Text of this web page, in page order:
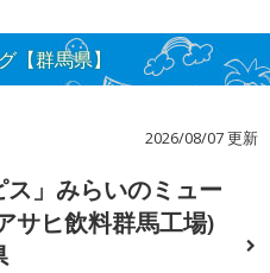
【群馬県】
2026/08/07 更新
ス」みらいのミュー
サヒ飲料群馬工場)